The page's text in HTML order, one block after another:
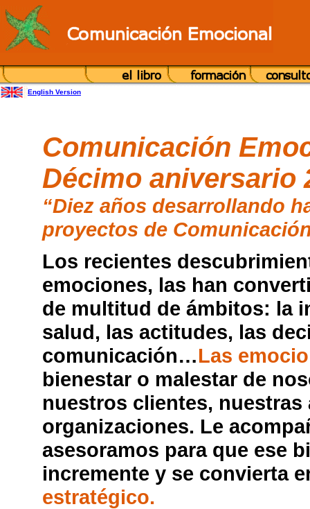
English Version
Comunicación
Décimo aniversario
“Diez años desarrollando
proyectos de
Los recientes
emociones, las han
de multitud de ámbitos: la
salud, las actitudes, las
comunicación…Las
bienestar o malestar de
nuestros clientes, nuestras
organizaciones. Le
asesoramos para que ese
incremente y se convierta
estratégico.